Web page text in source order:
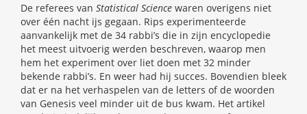
De referees van Statistical Science waren overigens niet
over één nacht ijs gegaan. Rips experimenteerde
aanvankelijk met de 34 rabbi’s die in zijn encyclopedie
het meest uitvoerig werden beschreven, waarop men
hem het experiment over liet doen met 32 minder
bekende rabbi’s. En weer had hij succes. Bovendien bleek
dat er na het verhaspelen van de letters of de woorden
van Genesis veel minder uit de bus kwam. Het artikel